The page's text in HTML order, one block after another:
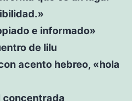
e informado»
de lilu
acento hebreo, «hola
concentrada